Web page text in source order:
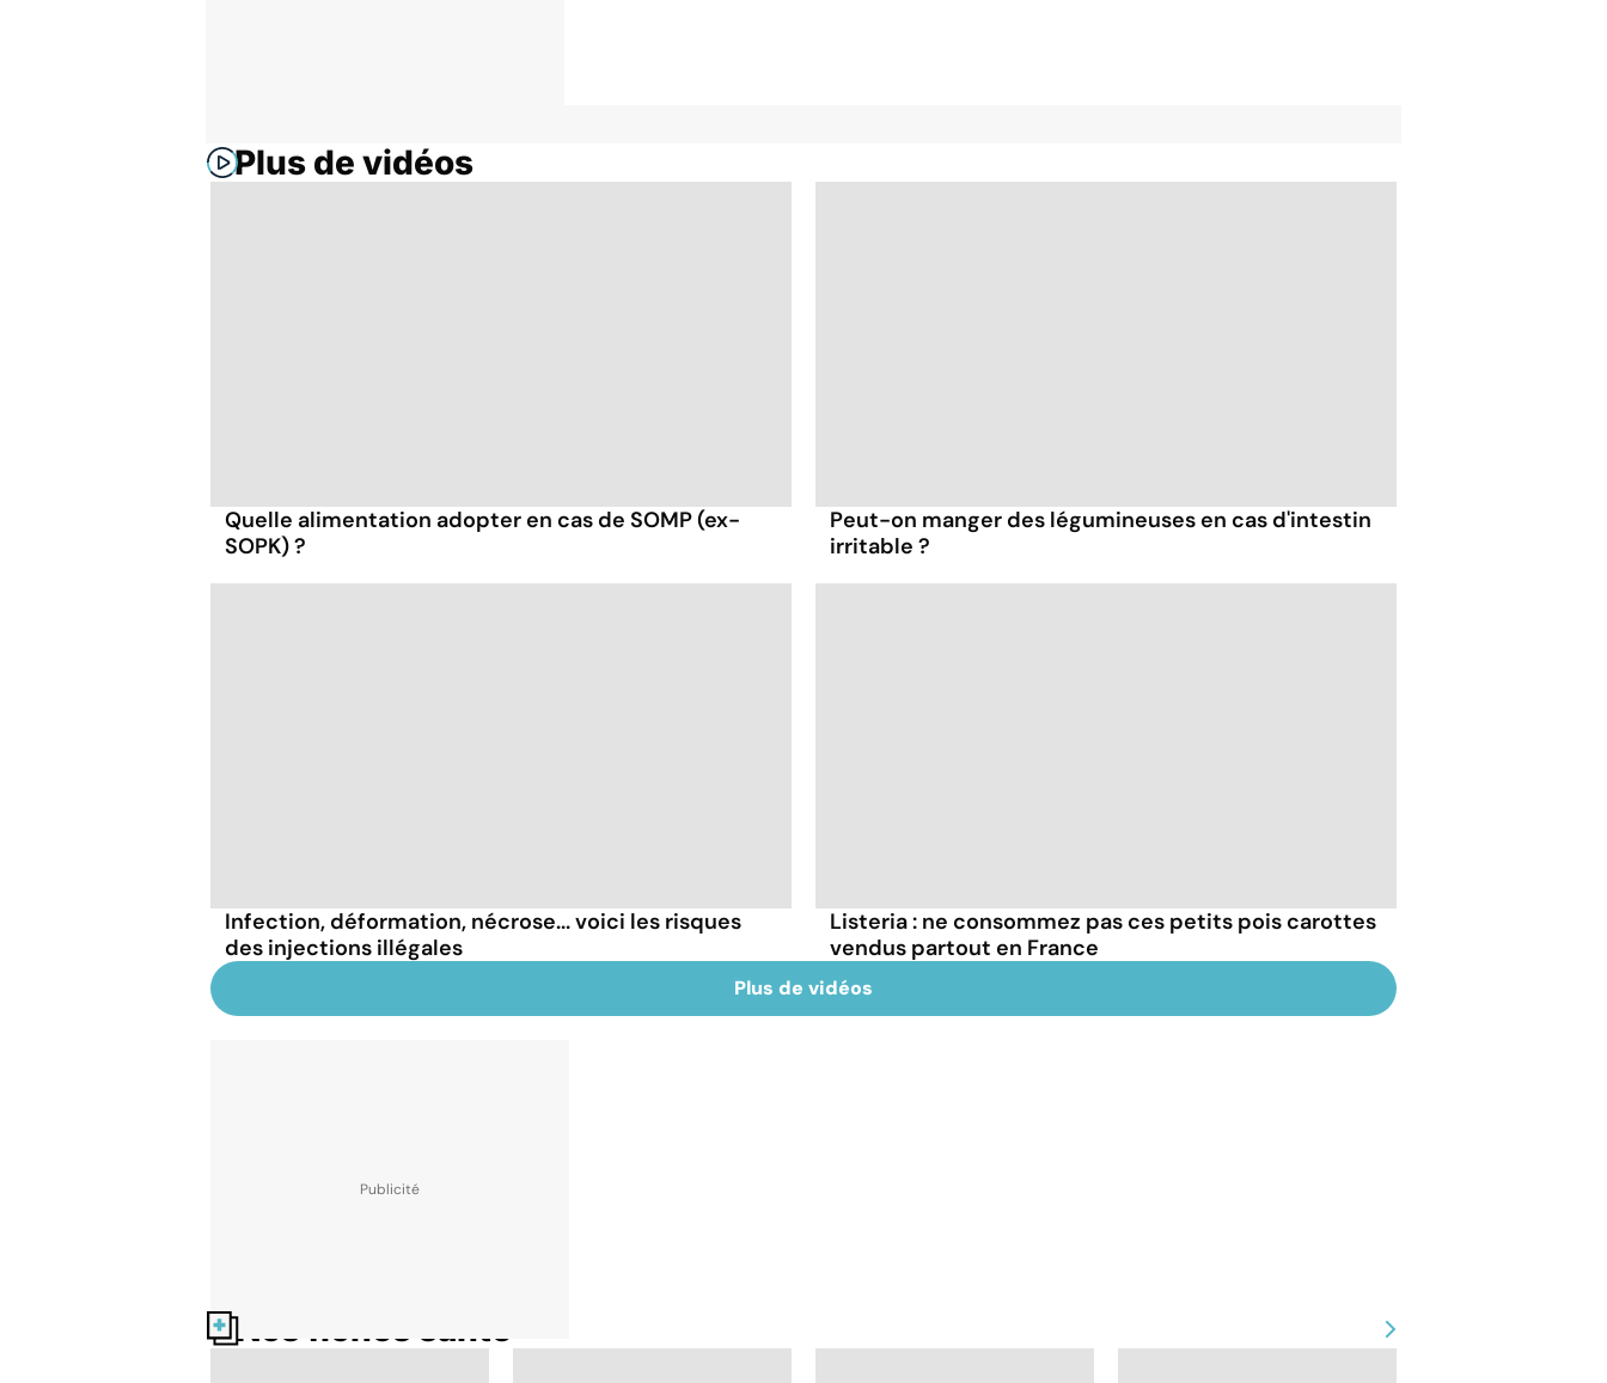
Plus de vidéos
Quelle alimentation adopter en cas de SOMP (ex-
SOPK) ?
Peut-on manger des légumineuses en cas d'intestin
irritable ?
Infection, déformation, nécrose... voici les risques
des injections illégales
Listeria : ne consommez pas ces petits pois carottes
vendus partout en France
Plus de vidéos
Nos fiches santé